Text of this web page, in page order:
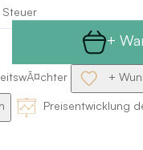
Steuer
+
+
Preisentwicklung